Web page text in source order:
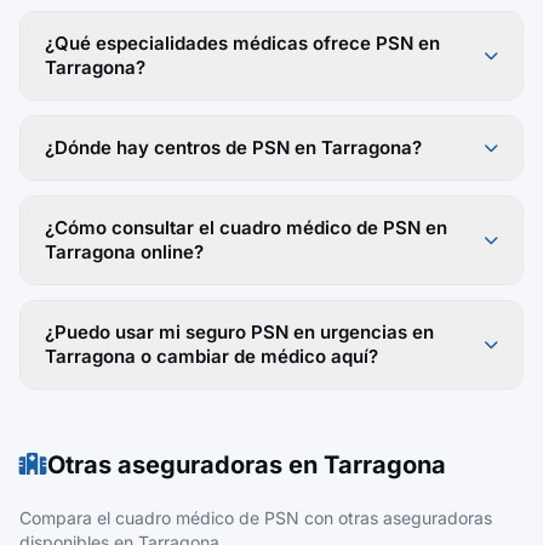
¿Qué especialidades médicas ofrece PSN en
Tarragona?
¿Dónde hay centros de PSN en Tarragona?
¿Cómo consultar el cuadro médico de PSN en
Tarragona online?
¿Puedo usar mi seguro PSN en urgencias en
Tarragona o cambiar de médico aquí?
Otras aseguradoras en Tarragona
Compara el cuadro médico de PSN con otras aseguradoras